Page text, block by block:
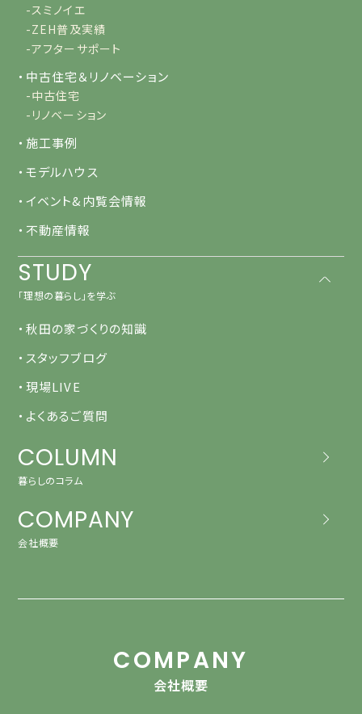
-スミノイエ
-ZEH普及実績
-アフターサポート
・中古住宅＆リノベーション
-中古住宅
-リノベーション
・施工事例
・モデルハウス
・イベント&内覧会情報
・不動産情報
STUDY
「理想の暮らし」を学ぶ
・秋田の家づくりの知識
・スタッフブログ
・現場LIVE
・よくあるご質問
COLUMN
暮らしのコラム
COMPANY
会社概要
COMPANY
会社概要